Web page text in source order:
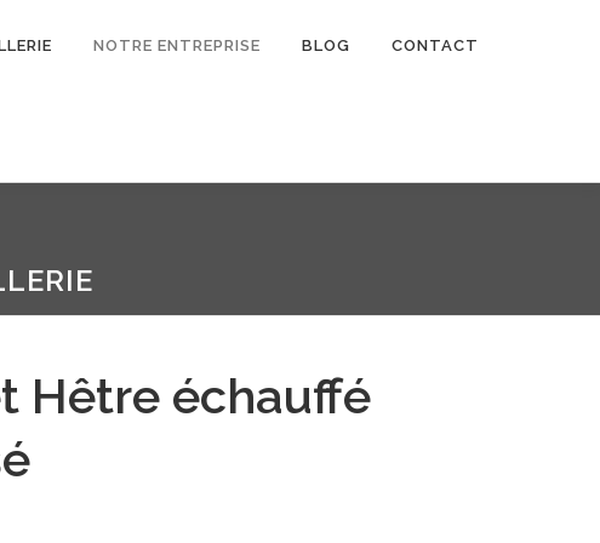
NOTRE ENTREPRISE BLOG CONTACT
Hêtre échauffé